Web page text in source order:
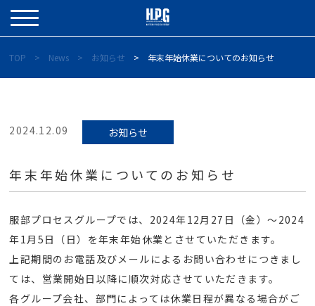
TOP News お知らせ 年末年始休業についてのお知らせ
2024.12.09 お知らせ
年末年始休業についてのお知らせ
服部プロセスグループでは、2024年12月27日（金）～2024
年1月5日（日）を年末年始休業とさせていただきます。
上記期間のお電話及びメールによるお問い合わせにつきまし
ては、営業開始日以降に順次対応させていただきます。
各グループ会社、部門によっては休業日程が異なる場合がご